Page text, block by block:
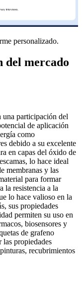
personalizado.
del mercado
participación del
de aplicación
como
debido a su excelente
en capas del óxido de
lo hace ideal
membranas y las
para formar
la resistencia a la
lo hace valioso en la
sus propiedades
permiten su uso en
biosensores y
de grafeno
las propiedades
recubrimientos